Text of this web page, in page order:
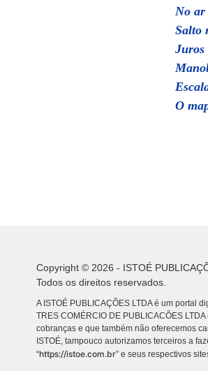
No
Salto
Juros
O
Copyright © 2026 - ISTOÉ
Todos os direitos reservados.
A ISTOÉ PUBLICAÇÕES LTDA é um portal
TRES COMÉRCIO DE PUBLICACÕES
cobranças e que também não oferecemos
ISTOÉ, tampouco autorizamos terceiros a
“https://istoe.com.br” e seus respectivos